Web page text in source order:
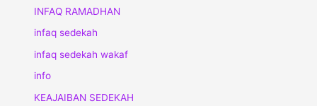
INFAQ RAMADHAN
infaq sedekah
infaq sedekah wakaf
info
KEAJAIBAN SEDEKAH